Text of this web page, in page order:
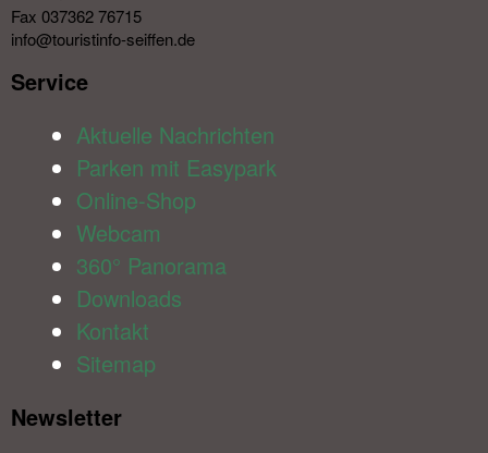
Fax 037362 76715
info@touristinfo-seiffen.de
Service​
Aktuelle Nachrichten
Parken mit Easypark
Online-Shop
Webcam
360° Panorama
Downloads
Kontakt
Sitemap
Newsletter​